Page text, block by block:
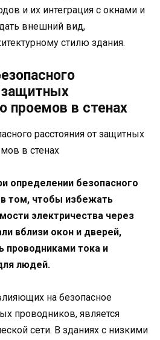
и их интеграция с окнами и
внешний вид,
стилю здания.
защитных
проемов в стенах
определении безопасного
в том, чтобы избежать
электричества через
вблизи окон и дверей,
проводниками тока и
людей.
на безопасное
проводников, является
сети. В зданиях с низкими